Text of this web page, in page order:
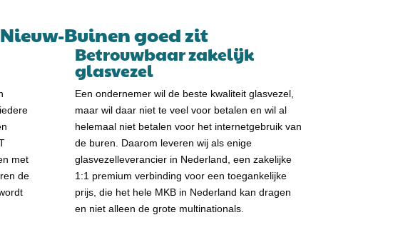
Buinen goed zit
met
de
Betrouwbaar zakelijk
glasvezel
Een ondernemer wil de beste kwaliteit glasvezel,
maar wil daar niet te veel voor betalen en wil al
helemaal niet betalen voor het internetgebruik van
de buren. Daarom leveren wij als enige
glasvezelleverancier in Nederland, een zakelijke
1:1 premium verbinding voor een toegankelijke
prijs, die het hele MKB in Nederland kan dragen
en niet alleen de grote multinationals.